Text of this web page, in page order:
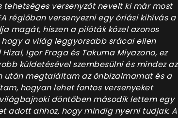
tehetséges versenyzőt nevelt ki már most
régióban versenyezni egy óriási kihívás a
magát, hiszen a pilóták közel azonos
hogy a világ leggyorsabb srácai ellen
Igor Fraga és Takuma Miyazono, ez
küldetésével szembesülni és mindez az
után megtaláltam az önbizalmamat és a
hogyan lehet fontos versenyeket
döntőben második lettem egy
adott ahhoz, hogy mindig nyerni tudjak. A